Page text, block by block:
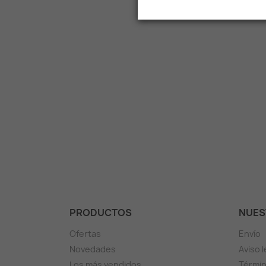
PRODUCTOS
Ofertas
Novedades
Envío
Aviso